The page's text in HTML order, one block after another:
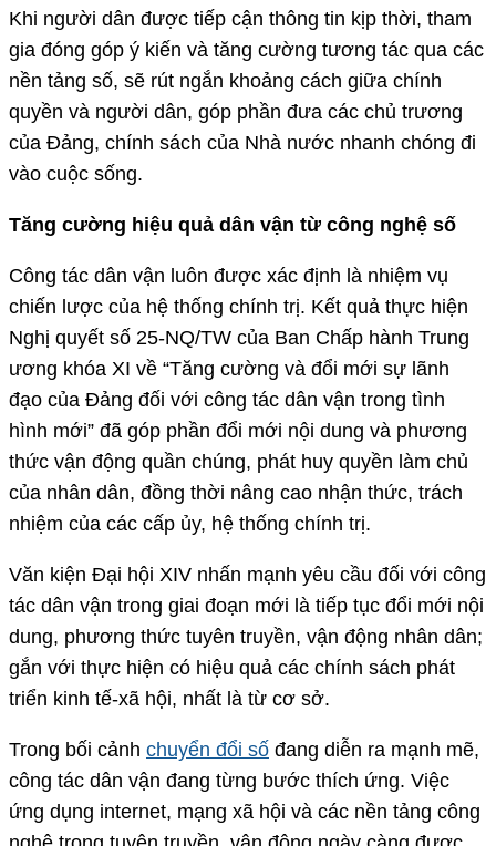
Khi người dân được tiếp cận thông tin kịp thời, tham
gia đóng góp ý kiến và tăng cường tương tác qua các
nền tảng số, sẽ rút ngắn khoảng cách giữa chính
quyền và người dân, góp phần đưa các chủ trương
của Đảng, chính sách của Nhà nước nhanh chóng đi
vào cuộc sống.
Tăng cường hiệu quả dân vận từ công nghệ số
Công tác dân vận luôn được xác định là nhiệm vụ
chiến lược của hệ thống chính trị. Kết quả thực hiện
Nghị quyết số 25-NQ/TW của Ban Chấp hành Trung
ương khóa XI về “Tăng cường và đổi mới sự lãnh
đạo của Đảng đối với công tác dân vận trong tình
hình mới” đã góp phần đổi mới nội dung và phương
thức vận động quần chúng, phát huy quyền làm chủ
của nhân dân, đồng thời nâng cao nhận thức, trách
nhiệm của các cấp ủy, hệ thống chính trị.
Văn kiện Đại hội XIV nhấn mạnh yêu cầu đối với công
tác dân vận trong giai đoạn mới là tiếp tục đổi mới nội
dung, phương thức tuyên truyền, vận động nhân dân;
gắn với thực hiện có hiệu quả các chính sách phát
triển kinh tế-xã hội, nhất là từ cơ sở.
Trong bối cảnh chuyển đổi số đang diễn ra mạnh mẽ,
công tác dân vận đang từng bước thích ứng. Việc
ứng dụng internet, mạng xã hội và các nền tảng công